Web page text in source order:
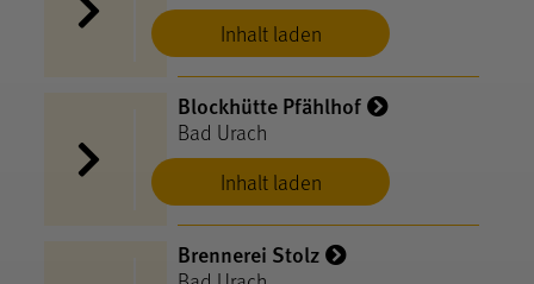
Inhalt laden
Inhalt laden
Blockhütte Pfählhof
Bad Urach
Brennerei Stolz